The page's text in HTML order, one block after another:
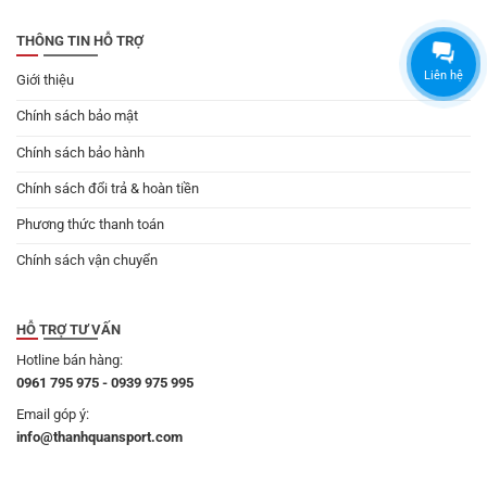
THÔNG TIN HỖ TRỢ
Giới thiệu
Chính sách bảo mật
Chính sách bảo hành
Chính sách đổi trả & hoàn tiền
Phương thức thanh toán
Chính sách vận chuyển
HỖ TRỢ TƯ VẤN
Hotline bán hàng:
0961 795 975 - 0939 975 995
Email góp ý:
info@thanhquansport.com
Liên hệ